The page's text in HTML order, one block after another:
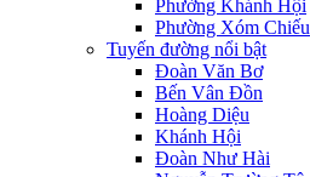
Phường Khánh Hội
Phường Xóm Chiếu
Tuyến đường nổi bật
Đoàn Văn Bơ
Bến Vân Đồn
Hoàng Diệu
Khánh Hội
Đoàn Như Hài